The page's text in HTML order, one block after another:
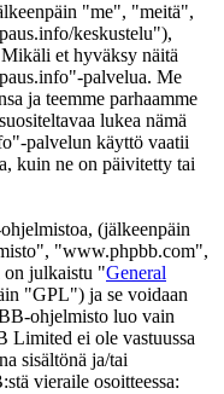
"me", "meitä",
keskustelu"),
et hyväksy näitä
palvelua. Me
ja teemme parhaamme
lukea nämä
palvelun käyttö vaatii
kuin ne on päivitetty tai
(jälkeenpäin
"www.phpbb.com",
julkaistu "General
"GPL") ja se voidaan
ohjelmisto luo vain
Limited ei ole vastuussa
sisältönä ja/tai
vieraile osoitteessa: